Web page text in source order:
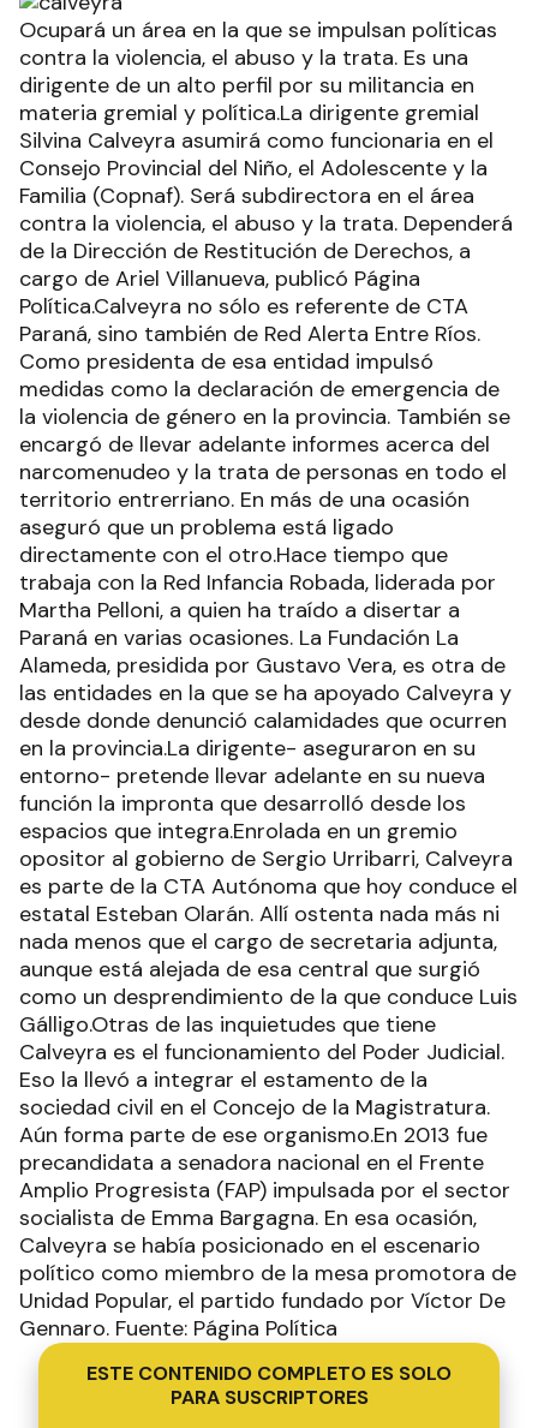
Ocupará un área en la que se impulsan políticas
contra la violencia, el abuso y la trata. Es una
dirigente de un alto perfil por su militancia en
materia gremial y política.La dirigente gremial
Silvina Calveyra asumirá como funcionaria en el
Consejo Provincial del Niño, el Adolescente y la
Familia (Copnaf). Será subdirectora en el área
contra la violencia, el abuso y la trata. Dependerá
de la Dirección de Restitución de Derechos, a
cargo de Ariel Villanueva, publicó Página
Política.Calveyra no sólo es referente de CTA
Paraná, sino también de Red Alerta Entre Ríos.
Como presidenta de esa entidad impulsó
medidas como la declaración de emergencia de
la violencia de género en la provincia. También se
encargó de llevar adelante informes acerca del
narcomenudeo y la trata de personas en todo el
territorio entrerriano. En más de una ocasión
aseguró que un problema está ligado
directamente con el otro.Hace tiempo que
trabaja con la Red Infancia Robada, liderada por
Martha Pelloni, a quien ha traído a disertar a
Paraná en varias ocasiones. La Fundación La
Alameda, presidida por Gustavo Vera, es otra de
las entidades en la que se ha apoyado Calveyra y
desde donde denunció calamidades que ocurren
en la provincia.La dirigente- aseguraron en su
entorno- pretende llevar adelante en su nueva
función la impronta que desarrolló desde los
espacios que integra.Enrolada en un gremio
opositor al gobierno de Sergio Urribarri, Calveyra
es parte de la CTA Autónoma que hoy conduce el
estatal Esteban Olarán. Allí ostenta nada más ni
nada menos que el cargo de secretaria adjunta,
aunque está alejada de esa central que surgió
como un desprendimiento de la que conduce Luis
Gálligo.Otras de las inquietudes que tiene
Calveyra es el funcionamiento del Poder Judicial.
Eso la llevó a integrar el estamento de la
sociedad civil en el Concejo de la Magistratura.
Aún forma parte de ese organismo.En 2013 fue
precandidata a senadora nacional en el Frente
Amplio Progresista (FAP) impulsada por el sector
socialista de Emma Bargagna. En esa ocasión,
Calveyra se había posicionado en el escenario
político como miembro de la mesa promotora de
Unidad Popular, el partido fundado por Víctor De
Gennaro. Fuente: Página Política
ESTE CONTENIDO COMPLETO ES SOLO
PARA SUSCRIPTORES